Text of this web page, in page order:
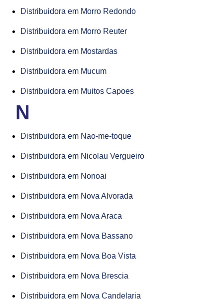
Distribuidora em Morro Redondo
Distribuidora em Morro Reuter
Distribuidora em Mostardas
Distribuidora em Mucum
Distribuidora em Muitos Capoes
N
Distribuidora em Nao-me-toque
Distribuidora em Nicolau Vergueiro
Distribuidora em Nonoai
Distribuidora em Nova Alvorada
Distribuidora em Nova Araca
Distribuidora em Nova Bassano
Distribuidora em Nova Boa Vista
Distribuidora em Nova Brescia
Distribuidora em Nova Candelaria